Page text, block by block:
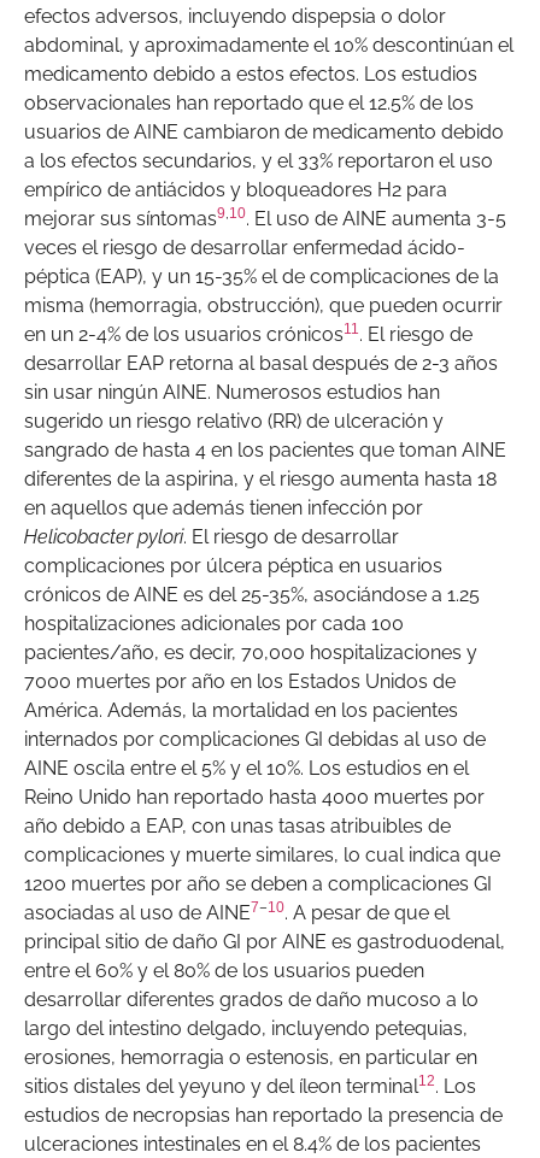
efectos adversos, incluyendo dispepsia o dolor
abdominal, y aproximadamente el 10% descontinúan el
medicamento debido a estos efectos. Los estudios
observacionales han reportado que el 12.5% de los
usuarios de AINE cambiaron de medicamento debido
a los efectos secundarios, y el 33% reportaron el uso
empírico de antiácidos y bloqueadores H2 para
mejorar sus síntomas9 10. El uso de AINE aumenta 3-5
veces el riesgo de desarrollar enfermedad ácido-
péptica (EAP), y un 15-35% el de complicaciones de la
misma (hemorragia, obstrucción), que pueden ocurrir
en un 2-4% de los usuarios crónicos11 . El riesgo de
desarrollar EAP retorna al basal después de 2-3 años
sin usar ningún AINE. Numerosos estudios han
sugerido un riesgo relativo (RR) de ulceración y
sangrado de hasta 4 en los pacientes que toman AINE
diferentes de la aspirina, y el riesgo aumenta hasta 18
en aquellos que además tienen infección por
Helicobacter pylori. El riesgo de desarrollar
complicaciones por úlcera péptica en usuarios
crónicos de AINE es del 25-35%, asociándose a 1.25
hospitalizaciones adicionales por cada 100
pacientes/año, es decir, 70,000 hospitalizaciones y
7000 muertes por año en los Estados Unidos de
América. Además, la mortalidad en los pacientes
internados por complicaciones GI debidas al uso de
AINE oscila entre el 5% y el 10%. Los estudios en el
Reino Unido han reportado hasta 4000 muertes por
año debido a EAP, con unas tasas atribuibles de
complicaciones y muerte similares, lo cual indica que
1200 muertes por año se deben a complicaciones GI
asociadas al uso de AINE7–10. A pesar de que el
principal sitio de daño GI por AINE es gastroduodenal,
entre el 60% y el 80% de los usuarios pueden
desarrollar diferentes grados de daño mucoso a lo
largo del intestino delgado, incluyendo petequias,
erosiones, hemorragia o estenosis, en particular en
sitios distales del yeyuno y del íleon terminal12. Los
estudios de necropsias han reportado la presencia de
ulceraciones intestinales en el 8.4% de los pacientes